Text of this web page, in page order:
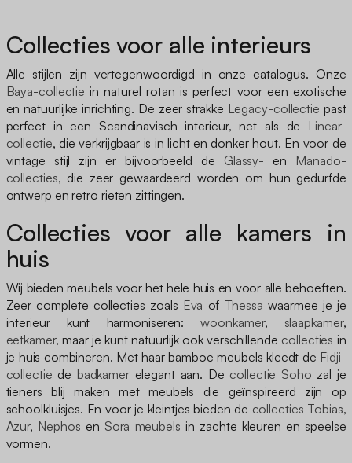
Collecties voor alle interieurs
Alle stijlen zijn vertegenwoordigd in onze catalogus. Onze
Baya-collectie in naturel rotan is perfect voor een exotische
en natuurlijke inrichting. De zeer strakke Legacy-collectie past
perfect in een Scandinavisch interieur, net als de Linear-
collectie, die verkrijgbaar is in licht en donker hout. En voor de
vintage stijl zijn er bijvoorbeeld de Glassy- en Manado-
collecties, die zeer gewaardeerd worden om hun gedurfde
ontwerp en retro rieten zittingen.
Collecties voor alle kamers in
huis
Wij bieden meubels voor het hele huis en voor alle behoeften.
Zeer complete collecties zoals Eva of Thessa waarmee je je
interieur kunt harmoniseren:woonkamer, slaapkamer,
eetkamer, maar je kunt natuurlijk ook verschillende collecties in
je huis combineren. Met haar bamboe meubels kleedt de Fidji-
collectie de badkamerelegant aan. De collectie Soho zal je
tieners blij maken met meubels die geïnspireerd zijn op
schoolkluisjes. En voor je kleintjes bieden de collecties Tobias,
Azur, Nephos en Sora meubels in zachte kleuren en speelse
vormen.